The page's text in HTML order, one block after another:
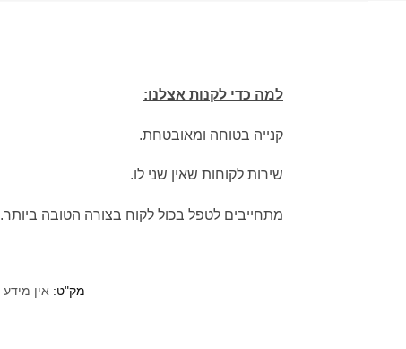
למה כדי לקנות אצלנו:
קנייה בטוחה ומאובטחת.
שירות לקוחות שאין שני לו.
מתחייבים לטפל בכול לקוח בצורה הטובה ביותר.
מק"ט: אין מידע